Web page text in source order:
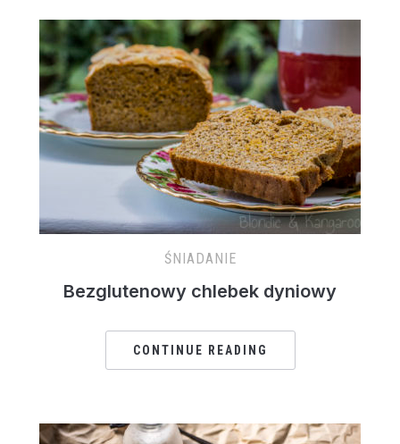
ŚNIADANIE
Bezglutenowy chlebek dyniowy
CONTINUE READING